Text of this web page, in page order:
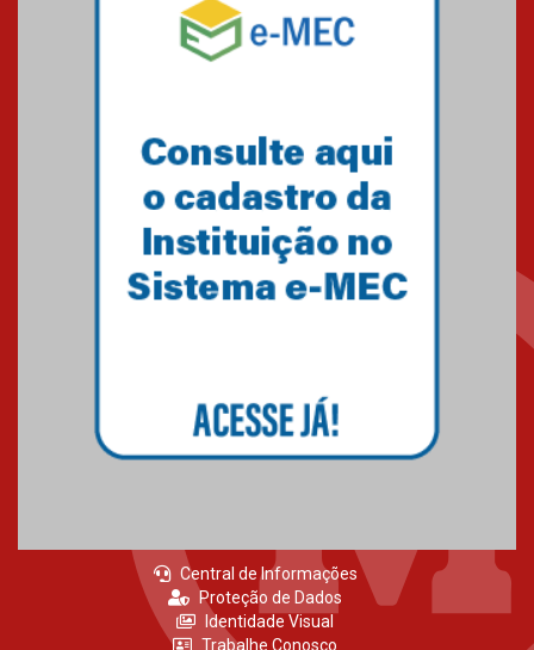
Como o Colégio Mackenzie
Brasília prepara seus
Como os pais podem investir
na educação dos filhos além da
escola
docentes para debater
inovação e desafios da
educação superior
04.08.2026
Central de Informações
Proteção de Dados
Identidade Visual
Trabalhe Conosco